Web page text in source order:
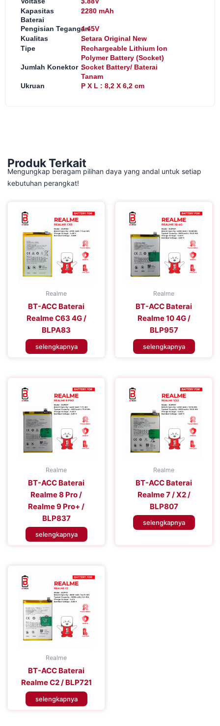
Kapasitas
Baterai
:2280 mAh
Pengisian Tegangan
:4.45V
Kualitas
:Setara Original New
Tipe
:Rechargeable Lithium Ion
Polymer Battery (Socket)
Jumlah Konektor :Socket Battery/ Baterai
Tanam
Ukruan
:P X L : 8,2 X 6,2 cm
Produk Terkait
Mengungkap beragam pilihan daya yang andal untuk setiap
kebutuhan perangkat!
Realme
BT-ACC Baterai
Realme C63 4G /
BLPA83
selengkapnya
Realme
BT-ACC Baterai
Realme 10 4G /
BLP957
selengkapnya
Realme
BT-ACC Baterai
Realme 8 Pro /
Realme 9 Pro+ /
BLP837
selengkapnya
Realme
BT-ACC Baterai
Realme 7 / X2 /
BLP807
selengkapnya
Realme
BT-ACC Baterai
Realme C2 / BLP721
selengkapnya